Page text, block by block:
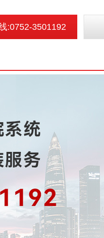
:0752-3501192